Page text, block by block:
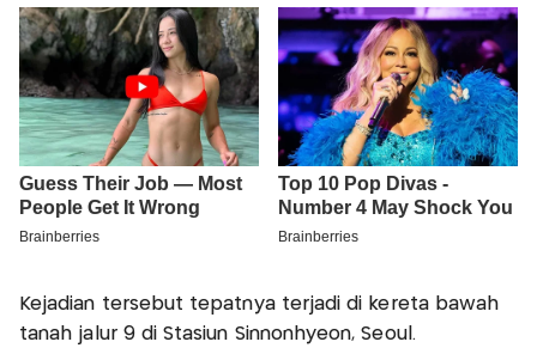
Kejadian tersebut tepatnya terjadi di kereta bawah
tanah jalur 9 di Stasiun Sinnonhyeon, Seoul.